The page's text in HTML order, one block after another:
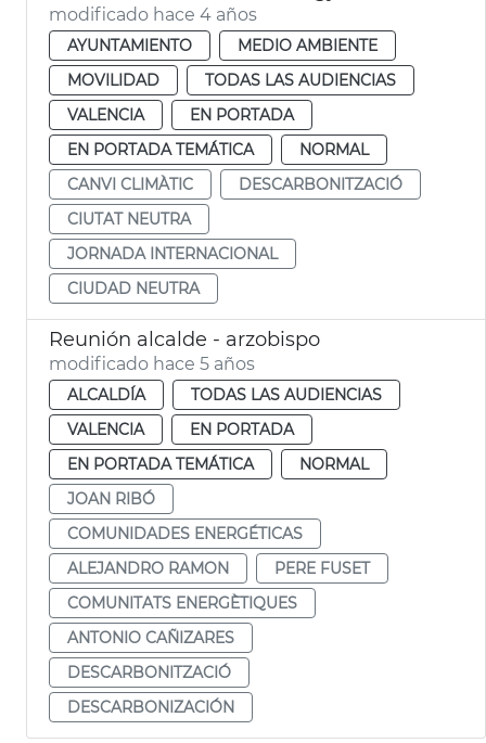
modificado hace 4 años
AYUNTAMIENTO
MEDIO AMBIENTE
MOVILIDAD
TODAS LAS AUDIENCIAS
VALENCIA
EN PORTADA
EN PORTADA TEMÁTICA
NORMAL
CANVI CLIMÀTIC
DESCARBONITZACIÓ
CIUTAT NEUTRA
JORNADA INTERNACIONAL
CIUDAD NEUTRA
Reunión alcalde - arzobispo
modificado hace 5 años
ALCALDÍA
TODAS LAS AUDIENCIAS
VALENCIA
EN PORTADA
EN PORTADA TEMÁTICA
NORMAL
JOAN RIBÓ
COMUNIDADES ENERGÉTICAS
ALEJANDRO RAMON
PERE FUSET
COMUNITATS ENERGÈTIQUES
ANTONIO CAÑIZARES
DESCARBONITZACIÓ
DESCARBONIZACIÓN